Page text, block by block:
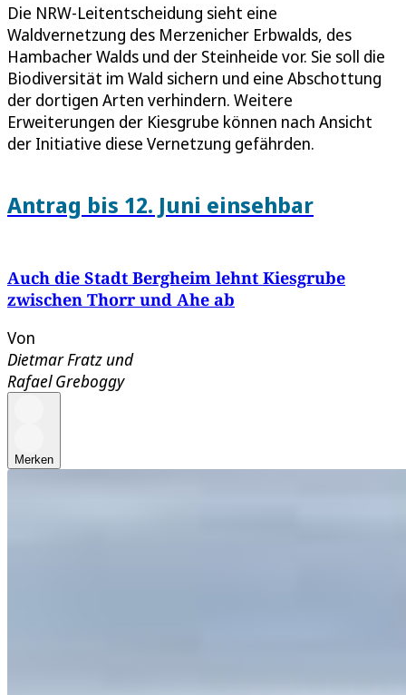
Die NRW-Leitentscheidung sieht eine
Waldvernetzung des Merzenicher Erbwalds, des
Hambacher Walds und der Steinheide vor. Sie soll die
Biodiversität im Wald sichern und eine Abschottung
der dortigen Arten verhindern. Weitere
Erweiterungen der Kiesgrube können nach Ansicht
der Initiative diese Vernetzung gefährden.
Antrag bis 12. Juni einsehbar
Auch die Stadt Bergheim lehnt Kiesgrube
zwischen Thorr und Ahe ab
Von
Dietmar Fratz und
Rafael Greboggy
Merken